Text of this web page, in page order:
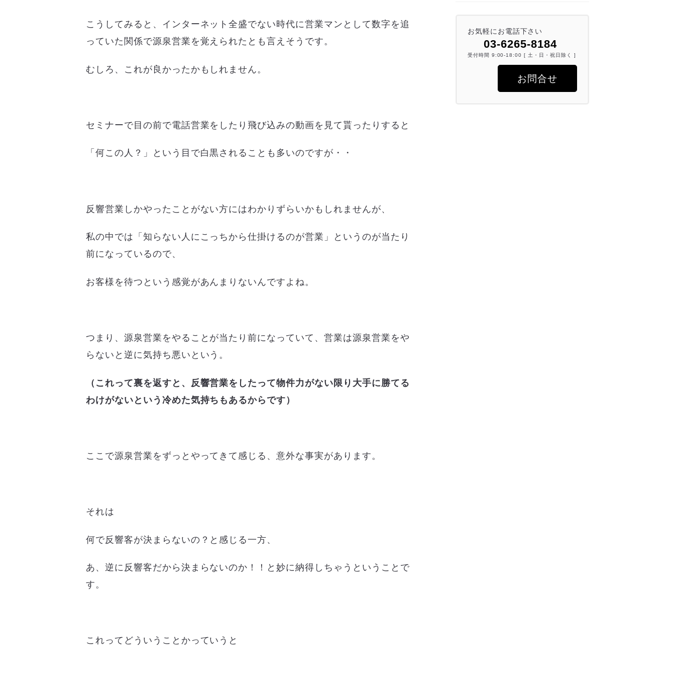
こうしてみると、インターネット全盛でない時代に営業マンとして数字を追
っていた関係で源泉営業を覚えられたとも言えそうです。
むしろ、これが良かったかもしれません。
セミナーで目の前で電話営業をしたり飛び込みの動画を見て貰ったりすると
「何この人？」という目で白黒されることも多いのですが・・
反響営業しかやったことがない方にはわかりずらいかもしれませんが、
私の中では「知らない人にこっちから仕掛けるのが営業」というのが当たり
前になっているので、
お客様を待つという感覚があんまりないんですよね。
つまり、源泉営業をやることが当たり前になっていて、営業は源泉営業をや
らないと逆に気持ち悪いという。
（これって裏を返すと、反響営業をしたって物件力がない限り大手に勝てる
わけがないという冷めた気持ちもあるからです）
ここで源泉営業をずっとやってきて感じる、意外な事実があります。
それは
何で反響客が決まらないの？と感じる一方、
あ、逆に反響客だから決まらないのか！！と妙に納得しちゃうということで
す。
これってどういうことかっていうと
お気軽にお電話下さい
03-6265-8184
受付時間 9:00-18:00 [ 土・日・祝日除く ]
お問合せ